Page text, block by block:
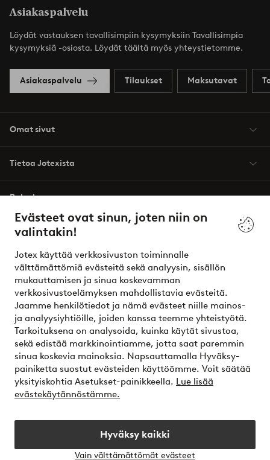
Evästeet ovat sinun, joten niin on
valintakin!
Jotex käyttää verkkosivuston toiminnalle
välttämättömiä evästeitä sekä analyysin, sisällön
mukauttamisen ja sinua koskevamman
verkkosivustoelämyksen mahdollistavia evästeitä.
Jaamme henkilötiedot ja nämä evästeet niille mainos-
ja analyysiyhtiöille, joiden kanssa teemme yhteistyötä.
Tarkoituksena on analysoida, kuinka käytät sivustoa,
sekä edistää markkinointiamme, jotta saat paremmin
sinua koskevia mainoksia. Napsauttamalla Hyväksy-
painiketta suostut evästeiden käyttöömme. Voit säätää
yksityiskohtia Asetukset-painikkeella. Lue lisää
evästekäytännöstämme.
Hyväksy kaikki
Vain välttämättömät evästeet
Asiakaspalvelu
Löydät vastauksen tavallisimpiin kysymyksiin Tavallisimpia
kysymyksiä -osiosta. Löydät täältä myös yhteystietomme.
Asiakaspalvelu Tilaukset Maksutavat
Omat sivut
Tietoa Jotexista
Palvelumme
Ehdot
Ystävät
Turvalliset maksut – maksa nyt tai erissä
Haluatko tietää lisää maksuvaihtoehdoistamme?
elpy